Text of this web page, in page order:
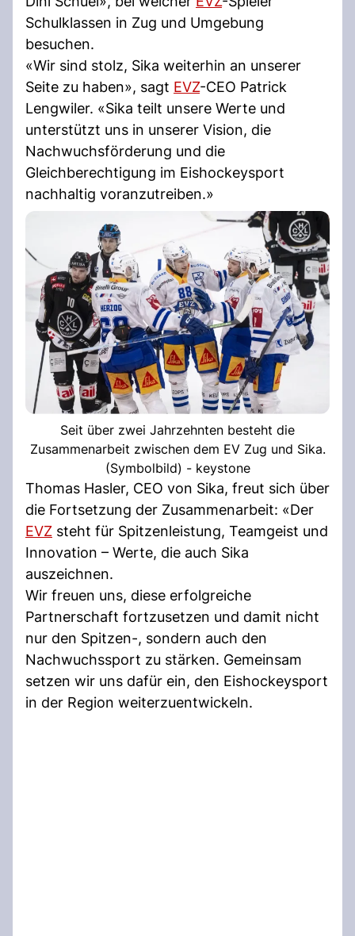
Schulklassen in Zug und Umgebung
besuchen.
«Wir sind stolz, Sika weiterhin an unserer
Seite zu haben», sagt EVZ-CEO Patrick
Lengwiler. «Sika teilt unsere Werte und
unterstützt uns in unserer Vision, die
Nachwuchsförderung und die
Gleichberechtigung im Eishockeysport
nachhaltig voranzutreiben.»
Seit über zwei Jahrzehnten besteht die
Zusammenarbeit zwischen dem EV Zug und Sika.
(Symbolbild) - keystone
Thomas Hasler, CEO von Sika, freut sich über
die Fortsetzung der Zusammenarbeit: «Der
EVZ steht für Spitzenleistung, Teamgeist und
Innovation – Werte, die auch Sika
auszeichnen.
Wir freuen uns, diese erfolgreiche
Partnerschaft fortzusetzen und damit nicht
nur den Spitzen-, sondern auch den
Nachwuchssport zu stärken. Gemeinsam
setzen wir uns dafür ein, den Eishockeysport
in der Region weiterzuentwickeln.